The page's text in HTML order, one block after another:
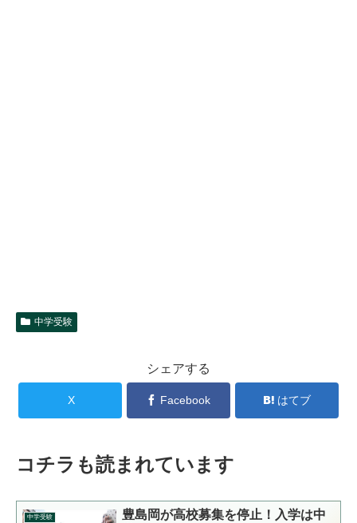
中学受験
シェアする
X Facebook はてブ
コチラも読まれています
中学受験
豊島岡が高校募集を停止！入学は中